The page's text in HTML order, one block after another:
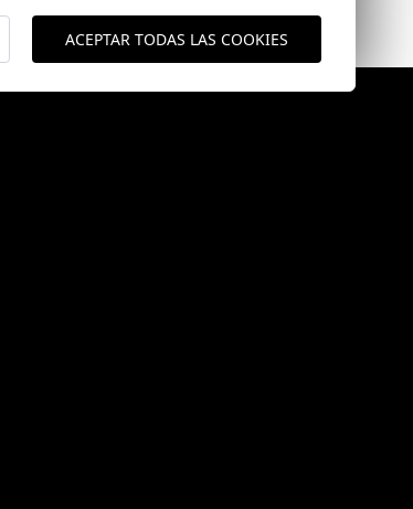
ACEPTAR TODAS LAS COOKIES